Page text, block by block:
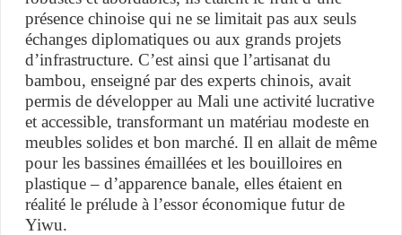
présence chinoise qui ne se limitait pas aux seuls
échanges diplomatiques ou aux grands projets
d’infrastructure. C’est ainsi que l’artisanat du
bambou, enseigné par des experts chinois, avait
permis de développer au Mali une activité lucrative
et accessible, transformant un matériau modeste en
meubles solides et bon marché. Il en allait de même
pour les bassines émaillées et les bouilloires en
plastique – d’apparence banale, elles étaient en
réalité le prélude à l’essor économique futur de
Yiwu.